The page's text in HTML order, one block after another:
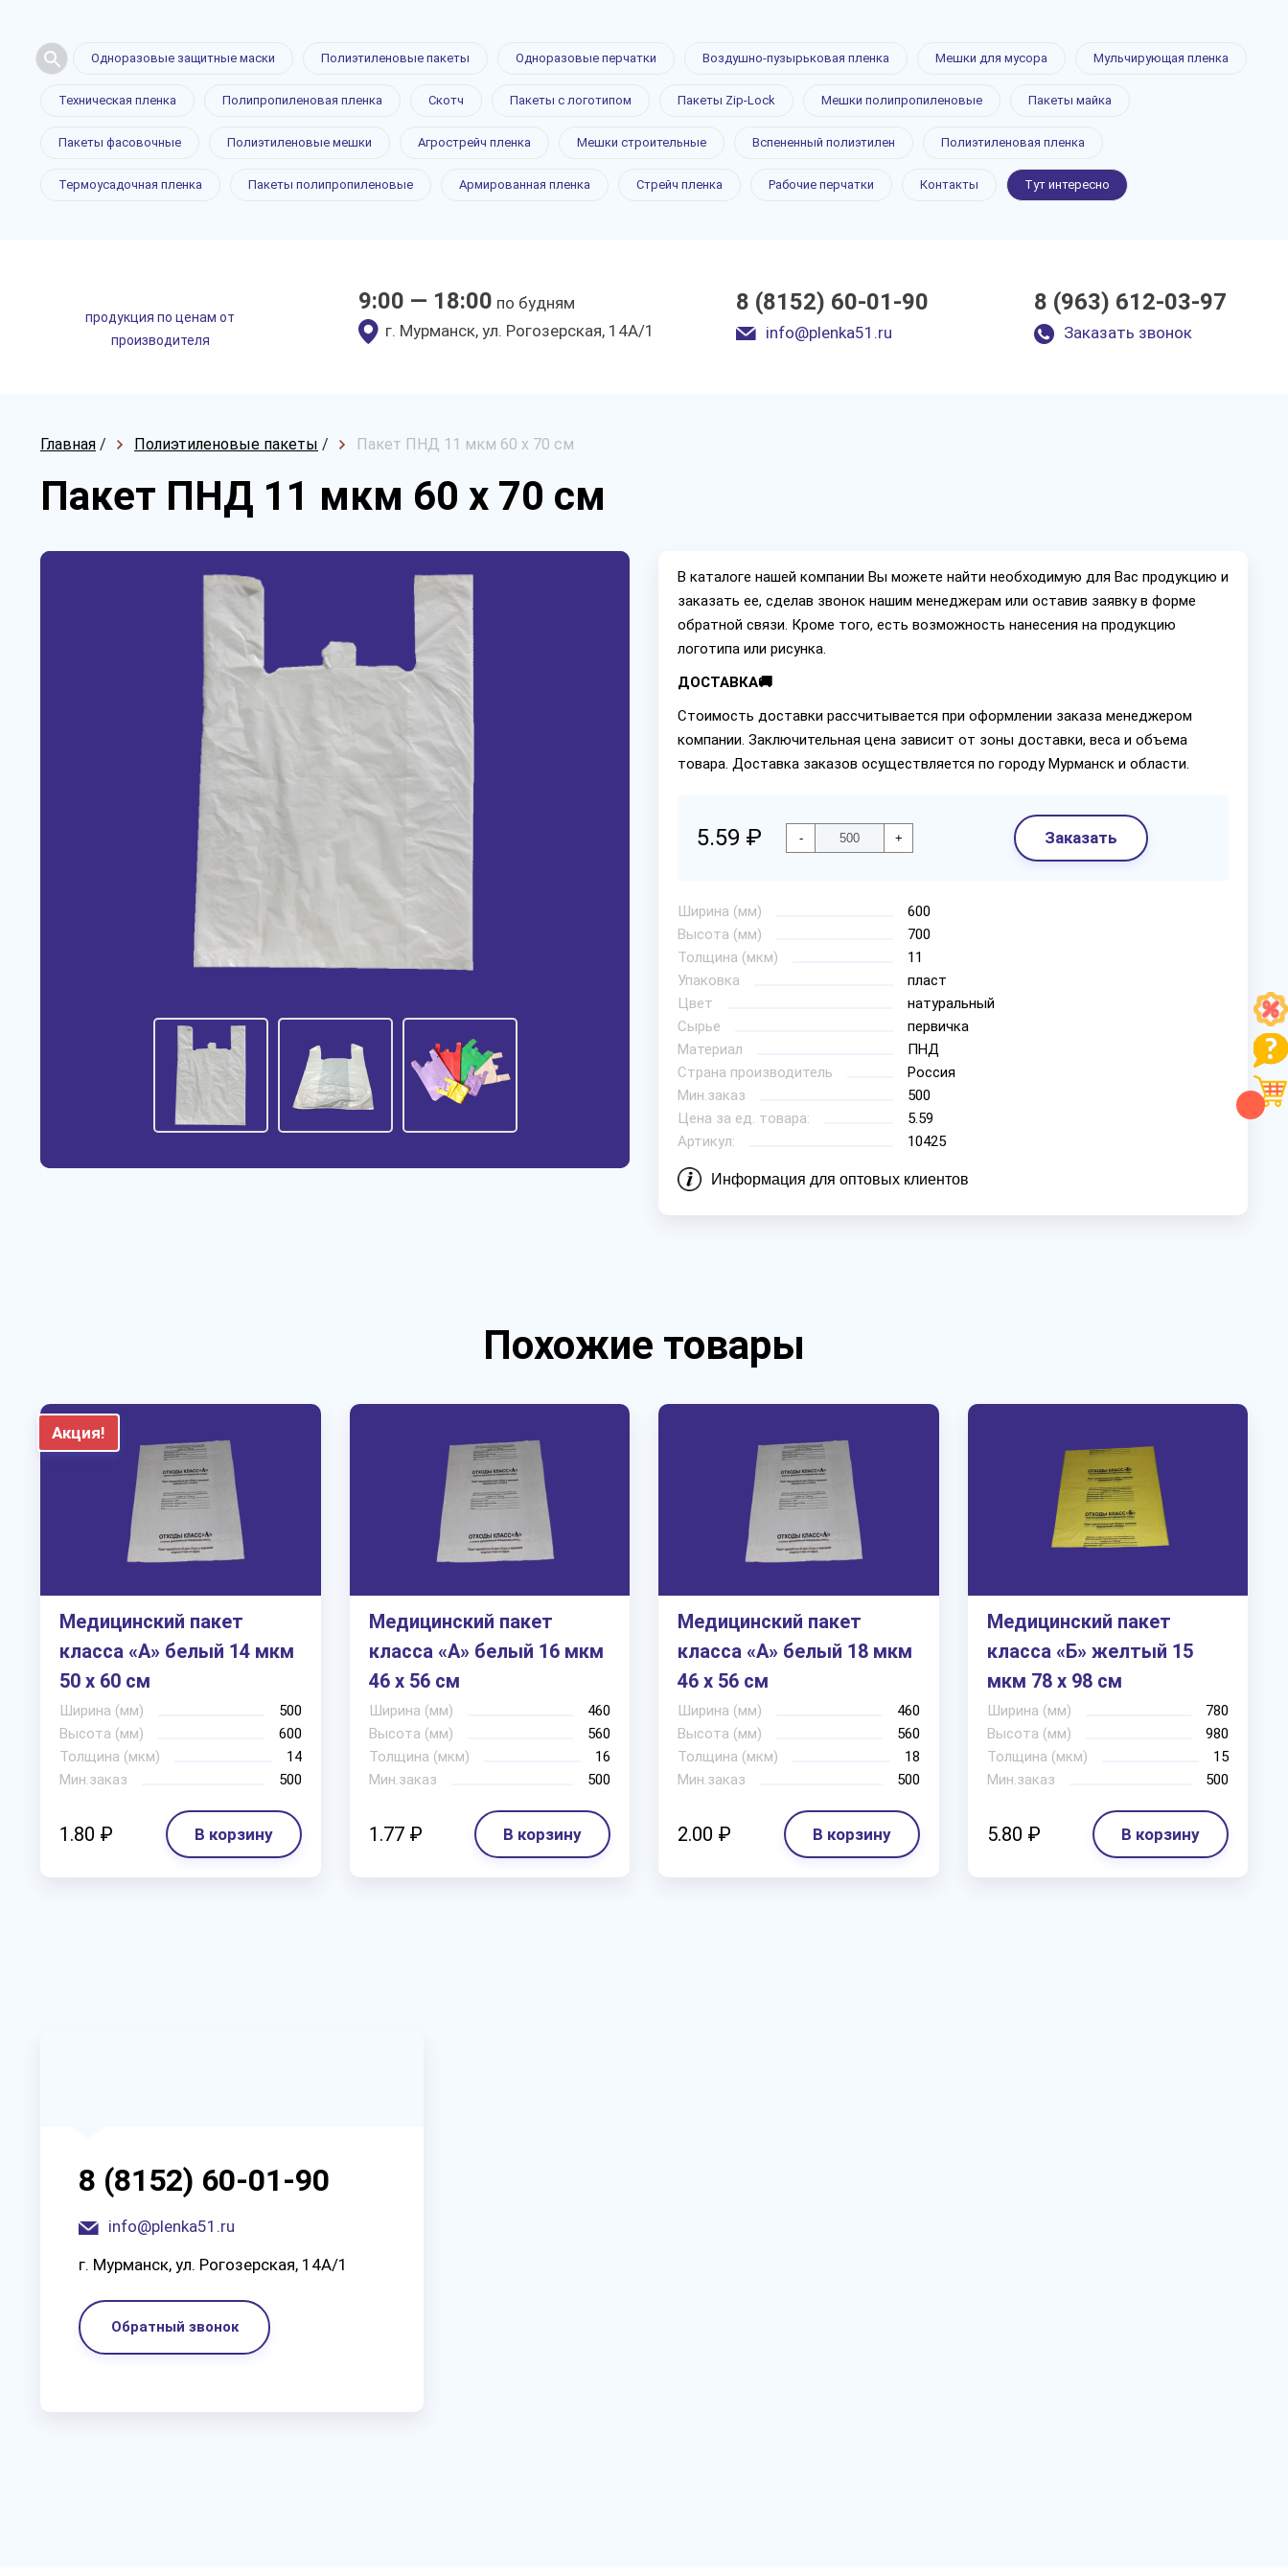
Одноразовые защитные маски Полиэтиленовые пакеты Одноразовые перчатки Воздушно-пузырьковая пленка Мешки для мусора Мульчирующая пленка
Техническая пленка Полипропиленовая пленка Скотч Пакеты с логотипом Пакеты Zip-Lock Мешки полипропиленовые Пакеты майка
Пакеты фасовочные Полиэтиленовые мешки Агрострейч пленка Мешки строительные Вспененный полиэтилен Полиэтиленовая пленка
Термоусадочная пленка Пакеты полипропиленовые Армированная пленка Стрейч пленка Рабочие перчатки Контакты Тут интересно
продукция по ценам от
производителя
9:00 — 18:00 по будням
г. Мурманск, ул. Рогозерская, 14А/1
8 (8152) 60-01-90
info@plenka51.ru
8 (963) 612-03-97
Заказать звонок
Главная / Полиэтиленовые пакеты / Пакет ПНД 11 мкм 60 х 70 см
Пакет ПНД 11 мкм 60 х 70 см
В каталоге нашей компании Вы можете найти необходимую для Вас продукцию и
заказать ее, сделав звонок нашим менеджерам или оставив заявку в форме
обратной связи. Кроме того, есть возможность нанесения на продукцию
логотипа или рисунка.
ДОСТАВКА🚚
Стоимость доставки рассчитывается при оформлении заказа менеджером
компании. Заключительная цена зависит от зоны доставки, веса и объема
товара. Доставка заказов осуществляется по городу Мурманск и области.
5.59 ₽ - + Заказать
Ширина (мм)
600
Высота (мм)
700
Толщина (мкм)
11
Упаковка
пласт
Цвет
натуральный
Сырье
первичка
Материал
ПНД
Страна производитель
Россия
Мин.заказ
500
Цена за ед. товара:
5.59
Артикул:
10425
Информация для оптовых клиентов
Похожие товары
Акция!
Медицинский пакет
класса «А» белый 14 мкм
50 х 60 см
Ширина (мм)
500
Высота (мм)
600
Толщина (мкм)
14
Мин.заказ
500
1.80 ₽ В корзину
Медицинский пакет
класса «А» белый 16 мкм
46 х 56 см
Ширина (мм)
460
Высота (мм)
560
Толщина (мкм)
16
Мин.заказ
500
1.77 ₽ В корзину
Медицинский пакет
класса «А» белый 18 мкм
46 х 56 см
Ширина (мм)
460
Высота (мм)
560
Толщина (мкм)
18
Мин.заказ
500
2.00 ₽ В корзину
Медицинский пакет
класса «Б» желтый 15
мкм 78 х 98 см
Ширина (мм)
780
Высота (мм)
980
Толщина (мкм)
15
Мин.заказ
500
5.80 ₽ В корзину
8 (8152) 60-01-90
info@plenka51.ru
г. Мурманск, ул. Рогозерская, 14А/1
Обратный звонок